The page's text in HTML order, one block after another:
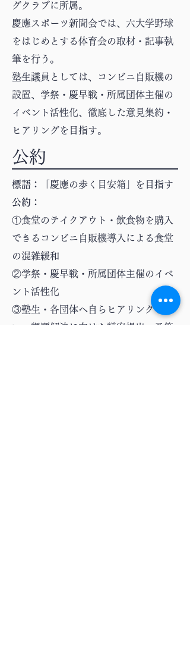
グクラブに所属。
慶應スポーツ新聞会では、六大学野球
をはじめとする体育会の取材・記事執
筆を行う。
塾生議員としては、コンビニ自販機の
設置、学祭・慶早戦・所属団体主催の
イベント活性化、徹底した意見集約・
ヒアリングを目指す。
公約
標語：
「慶應の歩く目安箱」を目指す
公約：
①食堂のテイクアウト・飲食物を購入
できるコンビニ自販機導入による食堂
の混雑緩和
②学祭・慶早戦・所属団体主催のイベ
ント活性化
③塾生・各団体へ自らヒアリングを行
い、課題解決に向けた議案提出・予算